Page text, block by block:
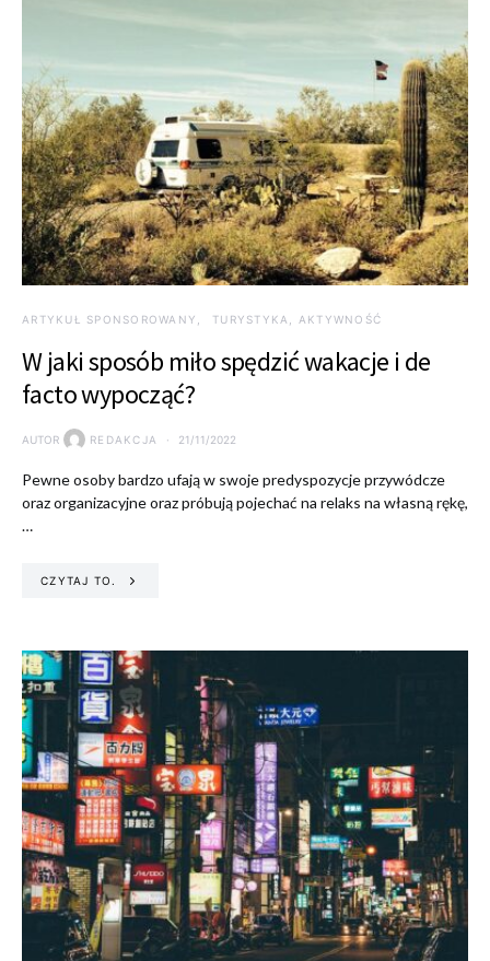
ARTYKUŁ SPONSOROWANY TURYSTYKA, AKTYWNOŚĆ
W jaki sposób miło spędzić wakacje i de
facto wypocząć?
AUTOR REDAKCJA 21/11/2022
Pewne osoby bardzo ufają w swoje predyspozycje przywódcze
oraz organizacyjne oraz próbują pojechać na relaks na własną rękę,
…
CZYTAJ TO.